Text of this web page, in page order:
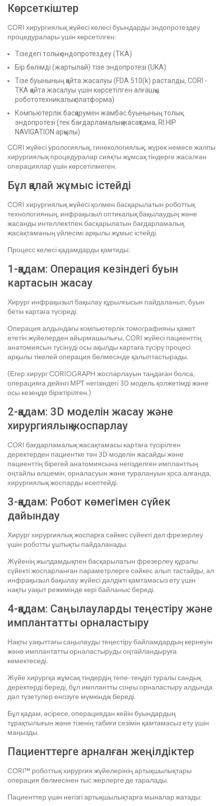
Көрсеткіштер
CORI хирургиялық жүйесі келесі буындарды эндопротездеу
процедуралары үшін көрсетілген:
Тізедегі толық эндопротездеу (ТКА)
Бір бөлімді (жартылай) тізе эндопротезі (UKA)
Тізе буынының қайта жасалуы (FDA 510(k) расталды, CORI -
TKA қайта жасалуы үшін көрсетілген алғашқы
робототехникалық платформа)
Компьютерлік басқарумен жамбас буынының толық
эндопротезі (тек бағдарламалық жасақтама, RI.HIP
NAVIGATION арқылы)
CORI жүйесі урологиялық, гинекологиялық, жүрек немесе жалпы
хирургиялық процедуралар сияқты жұмсақ тіндерге жасалған
операциялар үшін көрсетілмеген.
Бұл қалай жұмыс істейді
CORI хирургиялық жүйесі қолмен басқарылатын роботтық
технологияның, инфрақызыл оптикалық бақылаудың және
жасанды интеллектпен басқарылатын бағдарламалық
жасақтаманың үйлесімі арқылы жұмыс істейді.
Процесс келесі қадамдарды қамтиды:
1-қадам: Операция кезіндегі буын
картасын жасау
Хирург инфрақызыл бақылау құрылғысын пайдаланып, буын
бетін картаға түсіреді.
Операция алдындағы компьютерлік томографияны қажет
ететін жүйелерден айырмашылығы, CORI жүйесі пациенттің
анатомиясын түсінуді осы ақылды картаға түсіру процесі
арқылы тікелей операция бөлмесінде қалыптастырады.
(Егер хирург CORIOGRAPH жоспарлауын таңдаған болса,
операцияға дейінгі МРТ негізіндегі 3D модель қолжетімді және
осы кезеңде біріктірілген.)
2-қадам: 3D моделін жасау және
хирургиялық жоспарлау
CORI бағдарламалық жасақтамасы картаға түсірілген
деректерден пациентке тән 3D моделін жасайды және
пациенттің бірегей анатомиясына негізделген импланттың
оңтайлы өлшемін, орналасуын және туралануын қоса алғанда,
хирургиялық жоспарды есептейді.
3-қадам: Робот көмегімен сүйек
дайындау
Хирург хирургиялық жоспарға сәйкес сүйекті дәл фрезерлеу
үшін роботты ұштықты пайдаланады.
Жүйенің жылдамдықпен басқарылатын фрезерлеу құралы
сүйекті жоспарланған параметрлерге сәйкес алып тастайды, ал
инфрақызыл бақылау жүйесі дәлдікті қамтамасыз ету үшін
нақты уақыт режимінде кері байланыс береді.
4-қадам: Саңылауларды теңестіру және
имплантатты орналастыру
Нақты уақыттағы саңылауды теңестіру байламдардың кернеуін
және имплантатты орналастыруды оңтайландыруға
көмектеседі.
Жүйе хирургқа жұмсақ тіндердің тепе-теңдігі туралы сандық
деректерді береді, бұл имплантты соңғы орналастыру алдында
дәл түзетулер енгізуге мүмкіндік береді.
Бұл қадам, әсіресе, операциядан кейін буындардың
тұрақтылығын және тізенің табиғи сезімін қамтамасыз ету үшін
маңызды.
Пациенттерге арналған жеңілдіктер
CORI™ роботтық хирургия жүйелерінің артықшылықтары
операция бөлмесінен тыс жерлерге де таралады.
Пациенттер үшін негізгі артықшылықтарға мыналар жатады: